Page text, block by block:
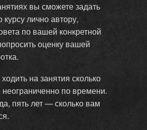
вы сможете задать
лично автору,
по вашей конкретной
оценку вашей
на занятия сколько
неограниченно по времени.
пять лет — сколько вам